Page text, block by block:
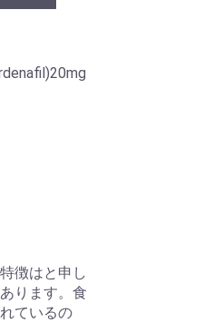
徴はと申し
ります。食
ているの